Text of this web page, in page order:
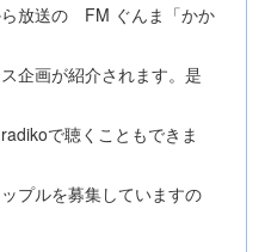
ら放送の FM ぐんま「かか
企画が紹介されます。是
で聴くこともできま
プルを募集していますの